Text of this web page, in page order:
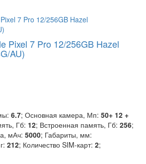
Pixel 7 Pro 12/256GB Hazel
AU)
6.7; Основная камера, Мп: 50+ 12 +
Гб: 12; Встроенная память, Гб: 256;
мАч: 5000; Габариты, мм:
212; Количество SIM-карт: 2;